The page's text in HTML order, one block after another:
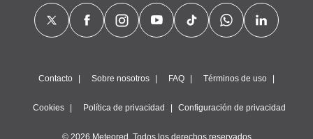
Contacto Sobre nosotros FAQ Términos de uso
Cookies Política de privacidad Configuración de privacidad
© 2026 Meteored. Todos los derechos reservados